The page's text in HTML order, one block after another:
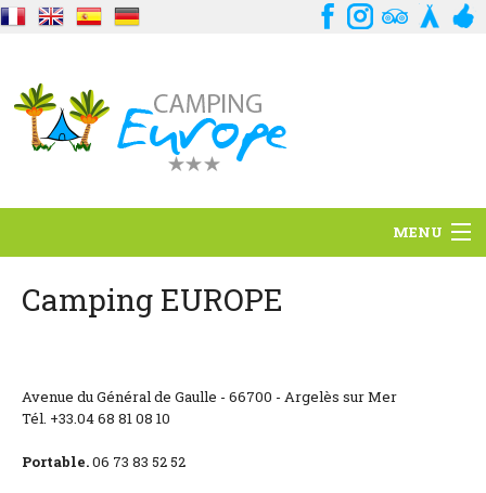
MENU
Situation
Services
Camping EUROPE
Avenue du Général de Gaulle - 66700 - Argelès sur Mer
Tél. +33.04 68 81 08 10
Portable.06 73 83 52 52